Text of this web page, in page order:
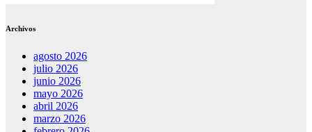
Archivos
agosto 2026
julio 2026
junio 2026
mayo 2026
abril 2026
marzo 2026